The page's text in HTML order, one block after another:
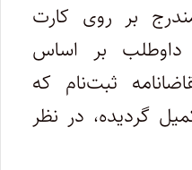
بر روی کارت
بر اساس
ثبت‌نام که
گردیده، در نظر